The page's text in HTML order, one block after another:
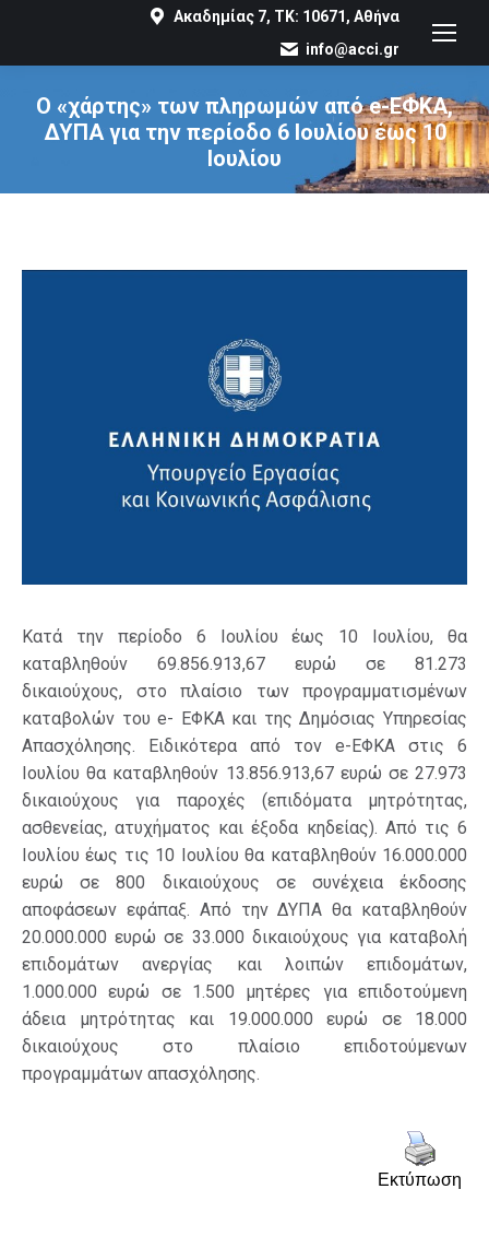
Ακαδημίας 7, ΤΚ: 10671, Αθήνα
info@acci.gr
Ο «χάρτης» των πληρωμών από e-ΕΦΚΑ,
ΔΥΠΑ για την περίοδο 6 Ιουλίου έως 10
Ιουλίου
You are here:
Κατά την περίοδο 6 Ιουλίου έως 10 Ιουλίου, θα
καταβληθούν 69.856.913,67 ευρώ σε 81.273
δικαιούχους, στο πλαίσιο των προγραμματισμένων
καταβολών του e- ΕΦΚΑ και της Δημόσιας Υπηρεσίας
Απασχόλησης. Ειδικότερα από τον e-ΕΦΚΑ στις 6
Ιουλίου θα καταβληθούν 13.856.913,67 ευρώ σε 27.973
δικαιούχους για παροχές (επιδόματα μητρότητας,
ασθενείας, ατυχήματος και έξοδα κηδείας). Από τις 6
Ιουλίου έως τις 10 Ιουλίου θα καταβληθούν 16.000.000
ευρώ σε 800 δικαιούχους σε συνέχεια έκδοσης
αποφάσεων εφάπαξ. Από την ΔΥΠΑ θα καταβληθούν
20.000.000 ευρώ σε 33.000 δικαιούχους για καταβολή
επιδομάτων ανεργίας και λοιπών επιδομάτων,
1.000.000 ευρώ σε 1.500 μητέρες για επιδοτούμενη
άδεια μητρότητας και 19.000.000 ευρώ σε 18.000
δικαιούχους στο πλαίσιο επιδοτούμενων
προγραμμάτων απασχόλησης.
Εκτύπωση